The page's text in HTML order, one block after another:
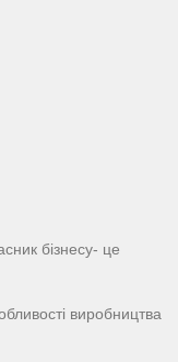
бізнесу- це
виробництва